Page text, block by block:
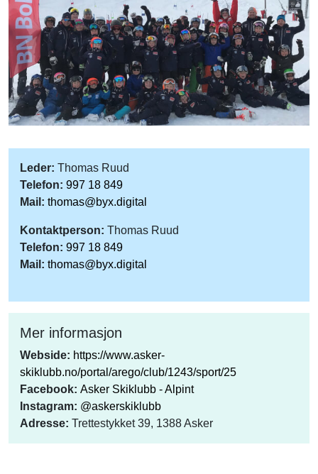
Leder: Thomas Ruud
Telefon: 997 18 849
Mail: thomas@byx.digital
Kontaktperson: Thomas Ruud
Telefon: 997 18 849
Mail: thomas@byx.digital
Mer informasjon
Webside: https://www.asker-
skiklubb.no/portal/arego/club/1243/sport/25
Facebook: Asker Skiklubb - Alpint
Instagram: @askerskiklubb
Adresse: Trettestykket 39, 1388 Asker